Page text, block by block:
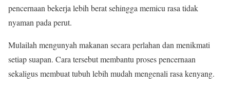
pencernaan bekerja lebih berat sehingga memicu rasa tidak
nyaman pada perut.
Mulailah mengunyah makanan secara perlahan dan menikmati
setiap suapan. Cara tersebut membantu proses pencernaan
sekaligus membuat tubuh lebih mudah mengenali rasa kenyang.